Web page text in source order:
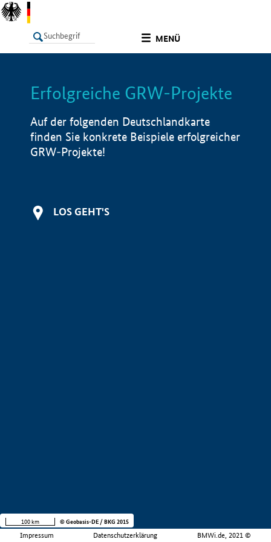
MENÜ
LISTE Info
Erfolgreiche GRW-Projekte
Auf der folgenden Deutschlandkarte
finden Sie konkrete Beispiele erfolgreicher
GRW-Projekte!
LOS GEHT'S
Impressum Datenschutzerklärung BMWi.de, 2021 ©
100 km © Geobasis-DE / BKG 2015